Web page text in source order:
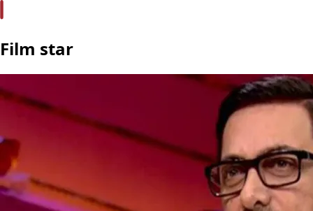
Film star